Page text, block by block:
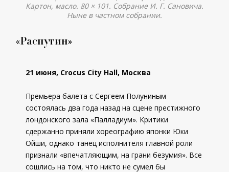
Картон, масло. 80 × 101. Собрание И. Г. Сановича.
Ныне в частном собрании.
«Распутин»
21 июня, Crocus City Hall, Москва
Премьера балета с Сергеем Полуниным
состоялась два года назад на сцене престижного
лондонского зала «Палладиум». Критики
сдержанно приняли хореографию японки Юки
Ойши, однако танец исполнителя главной роли
признали «впечатляющим, на грани безумия». Все
сошлись на том, что никто не сумел бы